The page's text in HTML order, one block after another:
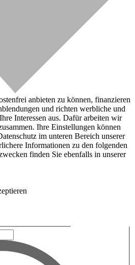
anbieten zu können, finanzieren
und richten werbliche und
Interessen aus. Dafür arbeiten wir
Ihre Einstellungen können
im unteren Bereich unserer
Informationen zu den folgenden
finden Sie ebenfalls in unserer